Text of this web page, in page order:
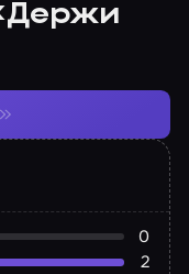
0
2